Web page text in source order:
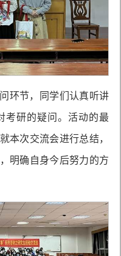
环节，同学们认真听讲
考研的疑问。活动的最
本次交流会进行总结，
明确自身今后努力的方